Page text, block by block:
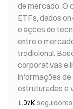
de mercado. O
ETFs, dados
e ações de
entre o
tradicional.
corporativas e
informações
estruturadas e
1.07Kseguidores